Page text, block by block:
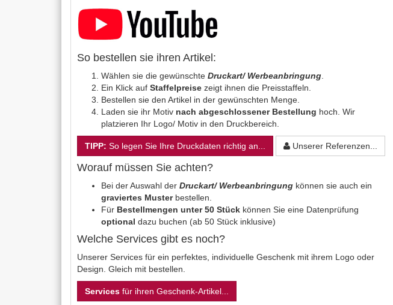
So bestellen sie ihren Artikel:
Wählen sie die gewünschte Druckart/ Werbeanbringung
Ein Klick auf Staffelpreise zeigt ihnen die Preisstaffeln.
Bestellen sie den Artikel in der gewünschten Menge.
Laden sie ihr Motiv nach abgeschlossener Bestellung hoch. Wir
platzieren Ihr Logo/ Motiv in den Druckbereich.
TIPP: So legen Sie Ihre Druckdaten richtig an... Unserer Referenzen...
Worauf müssen Sie achten?
Bei der Auswahl der Druckart/ Werbeanbringung können sie auch ein
graviertes Musterbestellen.
Für Bestellmengen unter 50 Stück können Sie eine Datenprüfung
optional dazu buchen (ab 50 Stück inklusive)
Welche Services gibt es noch?
Unserer Services für ein perfektes, individuelle Geschenk mit ihrem Logo oder
Design. Gleich mit bestellen.
Services für ihren Geschenk-Artikel...